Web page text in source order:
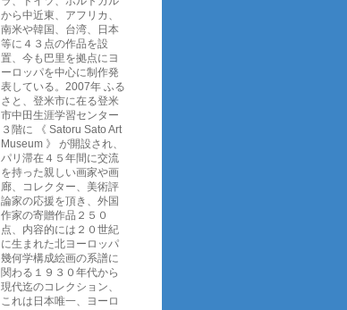
から中近東、アフリカ、
南米や韓国、台湾、日本
等に４３点の作品を設
置、今も巴里を拠点にヨ
ーロッパを中心に制作発
表している。2007年 ふる
さと、登米市に在る登米
市中田生涯学習センター
３階に 《 Satoru Sato Art
Museum 》 が開設され、
パリ滞在４５年間に交流
を持った親しい画家や画
廊、コレクター、美術評
論家の応援を頂き、外国
作家の寄贈作品２５０
点、内容的には２０世紀
に生まれた北ヨーロッパ
幾何学構成絵画の系譜に
関わる１９３０年代から
現代迄のコレクション、
これは日本唯一、ヨーロ